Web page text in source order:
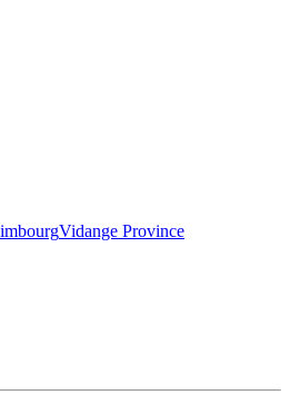
Vidange Province